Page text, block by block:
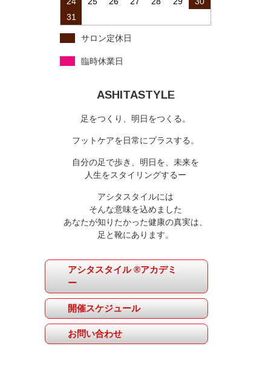
31
サロン定休日
臨時休業日
ASHITASTYLE
足をつくり、明日をつくる。
フットケアを日常にプラスする。
自分の足で歩き、明日を、未来を
人生をスタイリングするー
アシタスタイルには
そんな意味を込めました
あなたが知りたかった健康の真実は、
足と靴にあります。
アシタスタイル ®アカデミ
ー
開催スケジュール
お問い合わせ